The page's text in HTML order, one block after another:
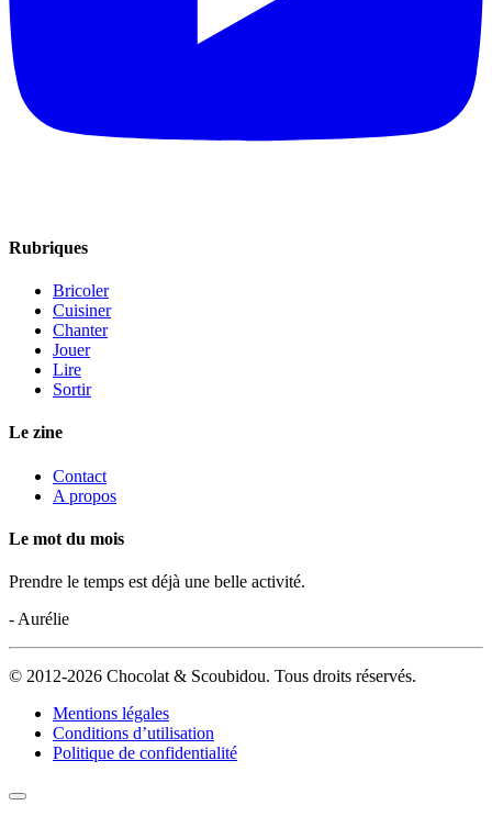
Rubriques
Bricoler
Cuisiner
Chanter
Jouer
Lire
Sortir
Le zine
Contact
A propos
Le mot du mois
Prendre le temps est déjà une belle activité.
- Aurélie
© 2012-2026 Chocolat & Scoubidou. Tous droits réservés.
Mentions légales
Conditions d’utilisation
Politique de confidentialité